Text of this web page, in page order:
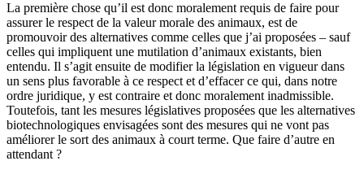
La première chose qu’il est donc moralement requis de faire pour
assurer le respect de la valeur morale des animaux, est de
promouvoir des alternatives comme celles que j’ai proposées – sauf
celles qui impliquent une mutilation d’animaux existants, bien
entendu. Il s’agit ensuite de modifier la législation en vigueur dans
un sens plus favorable à ce respect et d’effacer ce qui, dans notre
ordre juridique, y est contraire et donc moralement inadmissible.
Toutefois, tant les mesures législatives proposées que les alternatives
biotechnologiques envisagées sont des mesures qui ne vont pas
améliorer le sort des animaux à court terme. Que faire d’autre en
attendant ?